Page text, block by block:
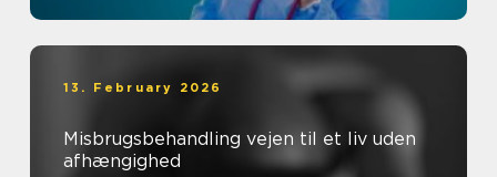
13. February 2026
Misbrugsbehandling vejen til et liv uden
afhængighed